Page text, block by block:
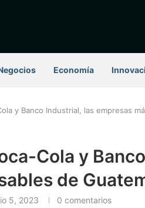
Economía
y Banco Industrial, las empresas
Cola y
de
5, 2023 0 comentarios